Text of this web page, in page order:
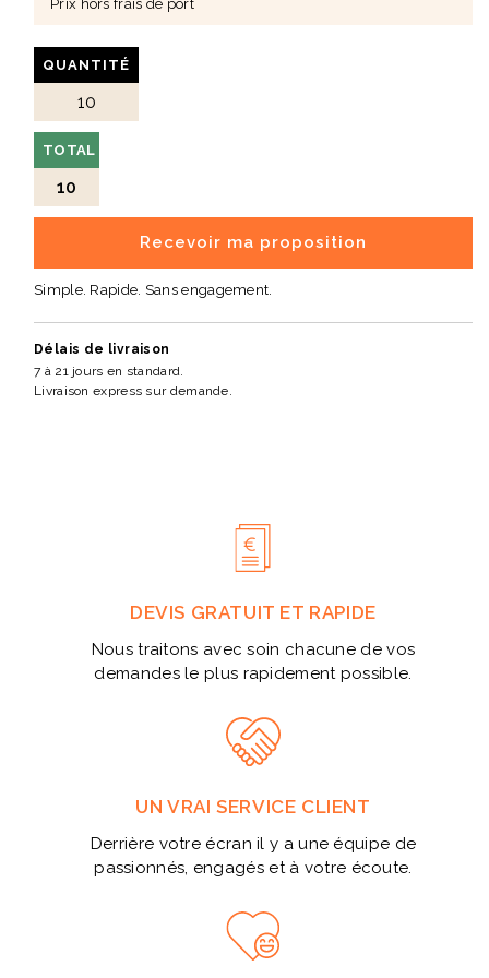
• Parfait pour enfants et événements.
• Valorise une image responsable et chaleureuse.
Prix hors frais de port
QUANTITÉ
TOTAL
10
Recevoir ma proposition
Simple. Rapide. Sans engagement.
Délais de livraison
7 à 21 jours en standard.
Livraison express sur demande.
DEVIS GRATUIT ET RAPIDE
Nous traitons avec soin chacune de vos
demandes le plus rapidement possible.
UN VRAI SERVICE CLIENT
Derrière votre écran il y a une équipe de
passionnés, engagés et à votre écoute.